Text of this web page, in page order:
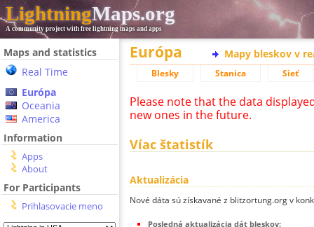
LightningMaps.org
A community project with free lightning maps and apps
Maps and statistics
Real Time
Európa
Oceania
America
Information
Apps
About
For Participants
Prihlasovacie meno
Európa Mapy bleskov v
Blesky Stanica Sieť
Please note that the data
new ones in the future.
Víac štatistík
Aktualizácia
Nové dáta sú získavané z blitzortung.org v
Posledná aktualizácia dát bleskov: